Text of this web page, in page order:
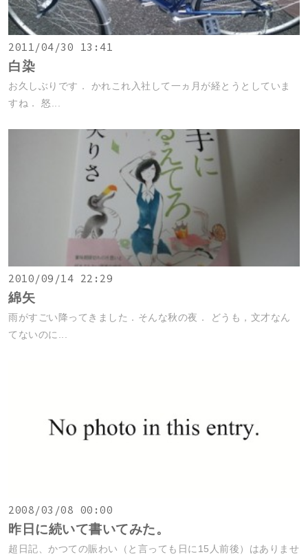
2011/04/30 13:41
白染
お久しぶりです． かれこれ入社して一ヵ月が経とうとしていま
すね． 怒...
2010/09/14 22:29
綿矢
雨がすごい降ってきました．そんな秋の夜． どうも，文才なん
てないのに...
2008/03/08 00:00
昨日に続いて書いてみた。
超日記、かつての賑わい（と言っても日に15人前後）はありませ